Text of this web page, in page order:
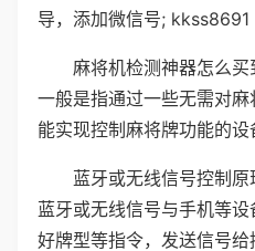
导，添加微信号; kkss8691
麻将机检测神器怎么
一般是指通过一些无需对
能实现控制麻将牌功能的设
蓝牙或无线信号控制
蓝牙或无线信号与手机等
好牌型等指令，发送信号